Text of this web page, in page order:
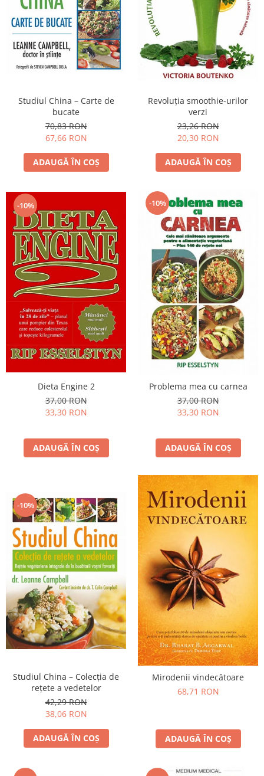
Studiul China – Carte de
bucate
70,83 RON
67,66 RON
ADAUGĂ ÎN COȘ
Revoluţia smoothie-urilor
verzi
23,26 RON
20,30 RON
ADAUGĂ ÎN COȘ
-10%
Dieta Engine 2
37,00 RON
33,30 RON
ADAUGĂ ÎN COȘ
-10%
Problema mea cu carnea
37,00 RON
33,30 RON
ADAUGĂ ÎN COȘ
-10%
Studiul China – Colecţia de
reţete a vedetelor
42,29 RON
38,06 RON
ADAUGĂ ÎN COȘ
Mirodenii vindecătoare
68,71 RON
ADAUGĂ ÎN COȘ